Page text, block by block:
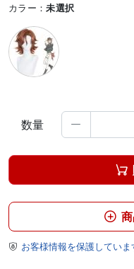
カラー：未選択
数量 


 お客様情報を保護していま